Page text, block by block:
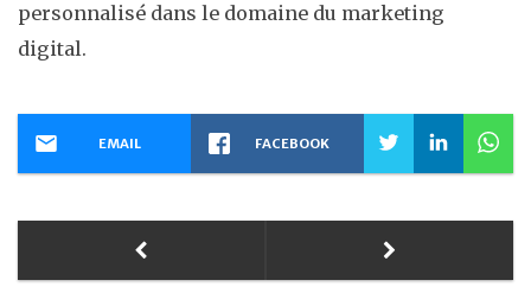
personnalisé dans le domaine du marketing
digital.
EMAIL FACEBOOK